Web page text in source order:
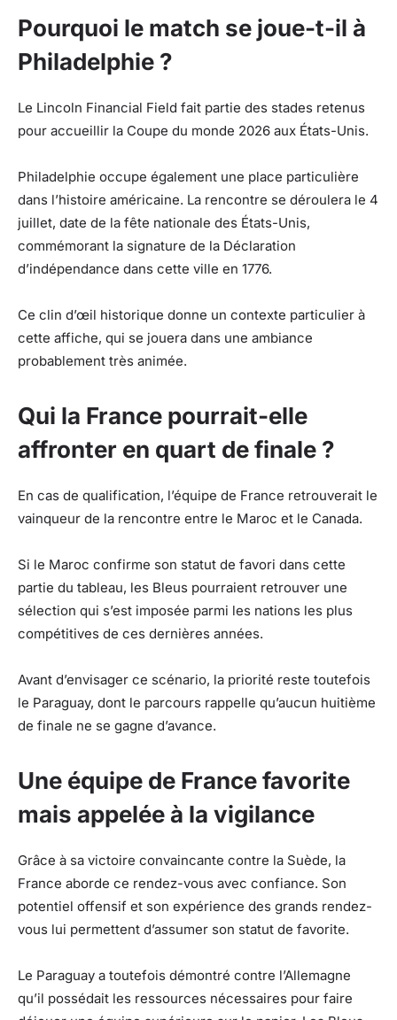
Pourquoi le match se joue-t-il à
Philadelphie ?
Le Lincoln Financial Field fait partie des stades retenus
pour accueillir la Coupe du monde 2026 aux États-Unis.
Philadelphie occupe également une place particulière
dans l’histoire américaine. La rencontre se déroulera le 4
juillet, date de la fête nationale des États-Unis,
commémorant la signature de la Déclaration
d’indépendance dans cette ville en 1776.
Ce clin d’œil historique donne un contexte particulier à
cette affiche, qui se jouera dans une ambiance
probablement très animée.
Qui la France pourrait-elle
affronter en quart de finale ?
En cas de qualification, l’équipe de France retrouverait le
vainqueur de la rencontre entre le Maroc et le Canada.
Si le Maroc confirme son statut de favori dans cette
partie du tableau, les Bleus pourraient retrouver une
sélection qui s’est imposée parmi les nations les plus
compétitives de ces dernières années.
Avant d’envisager ce scénario, la priorité reste toutefois
le Paraguay, dont le parcours rappelle qu’aucun huitième
de finale ne se gagne d’avance.
Une équipe de France favorite
mais appelée à la vigilance
Grâce à sa victoire convaincante contre la Suède, la
France aborde ce rendez-vous avec confiance. Son
potentiel offensif et son expérience des grands rendez-
vous lui permettent d’assumer son statut de favorite.
Le Paraguay a toutefois démontré contre l’Allemagne
qu’il possédait les ressources nécessaires pour faire